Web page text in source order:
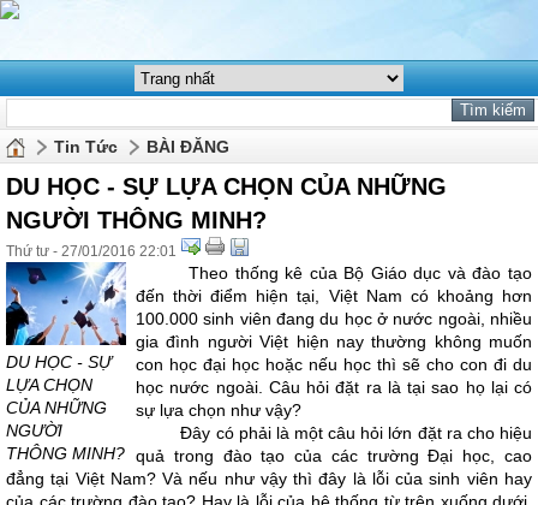
Tin Tức BÀI ĐĂNG
DU HỌC - SỰ LỰA CHỌN CỦA NHỮNG
NGƯỜI THÔNG MINH?
Thứ tư - 27/01/2016 22:01
DU HỌC - SỰ
LỰA CHỌN
CỦA NHỮNG
NGƯỜI
THÔNG MINH?
Theo thống kê của Bộ Giáo dục và đào tạo
đến thời điểm hiện tại, Việt Nam có khoảng hơn
100.000 sinh viên đang du học ở nước ngoài, nhiều
gia đình người Việt hiện nay thường không muốn
con học đại học hoặc nếu học thì sẽ cho con đi du
học nước ngoài. Câu hỏi đặt ra là tại sao họ lại có
sự lựa chọn như vậy?
Đây có phải là một câu hỏi lớn đặt ra cho hiệu
quả trong đào tạo của các trường Đại học, cao
đẳng tại Việt Nam? Và nếu như vậy thì đây là lỗi của sinh viên hay